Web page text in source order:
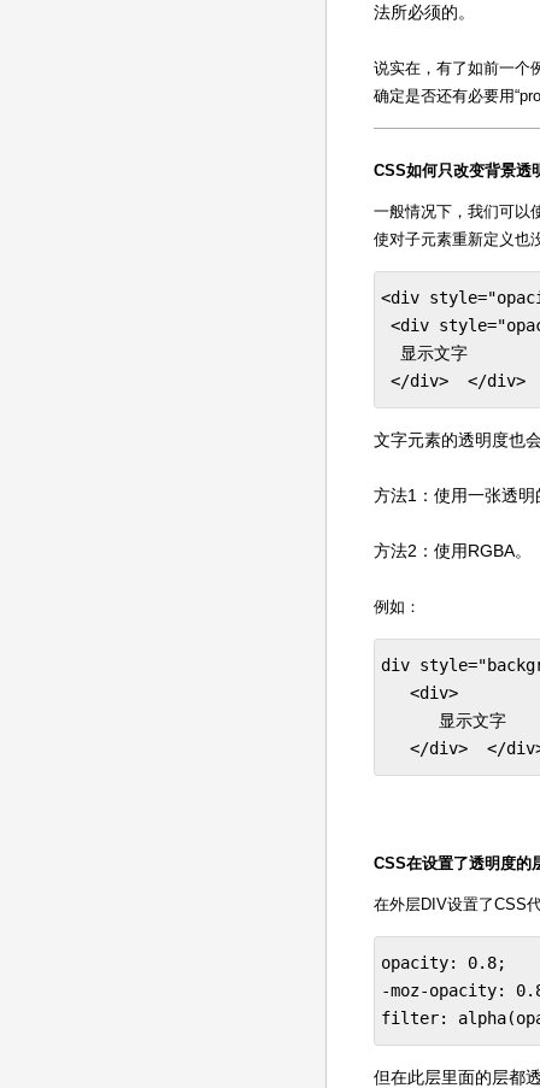
法所必须的。
说实在，有了如前一个
确定是否还有必要用
CSS如何只改变背景透
一般情况下，我们可以
使对子元素重新定义也
<div
<div
显示文字
</div>  </div>
文字元素的透明度也
方法1：使用一张透
方法2：使用RGBA。
例如：
div
<div>
显示文字
</div>  </
CSS在设置了透明度的
在外层DIV设置了CSS
opacity: 0.8;
-moz-opacity:
filter:
但在此层里面的层都